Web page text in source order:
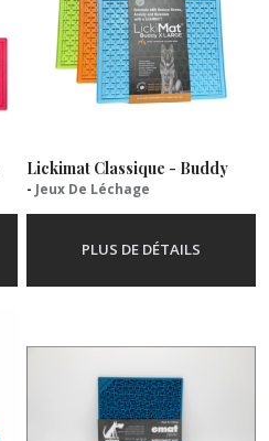
Lickimat Classique - Buddy
- Jeux De Léchage
PLUS DE DÉTAILS